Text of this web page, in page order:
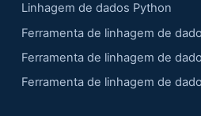
Linhagem de dados Python
Ferramenta de linhagem de
Ferramenta de linhagem de
Ferramenta de linhagem de